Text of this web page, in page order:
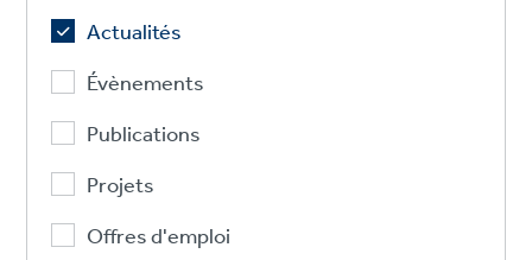
Actualités
Évènements
Publications
Projets
Offres d'emploi